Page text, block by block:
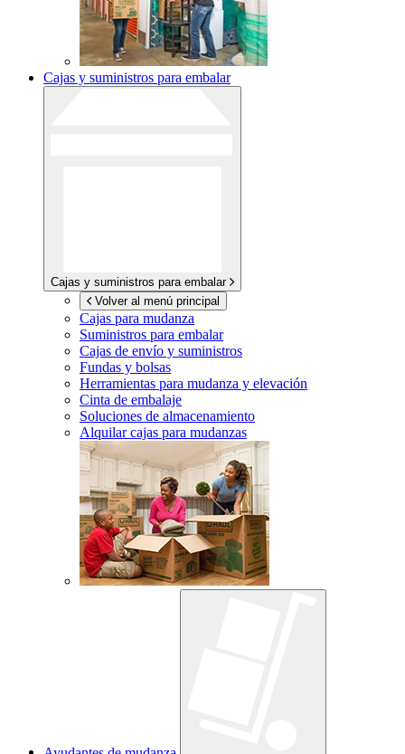
Cajas y suministros para embalar
Cajas y suministros para embalar
Volver al menú principal
Cajas para mudanza
Suministros para embalar
Cajas de envío y suministros
Fundas y bolsas
Herramientas para mudanza y elevación
Cinta de embalaje
Soluciones de almacenamiento
Alquilar cajas para mudanzas